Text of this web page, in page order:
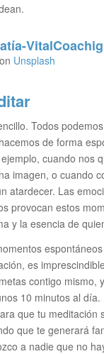
Unsplash
Todos
de forma
cuando nos
imagen, o cuando
atardecer. Las
provocan estos
y la esencia de
es
contigo mismo,
10 minutos al día.
que tu meditación
que te generará
a nadie que no